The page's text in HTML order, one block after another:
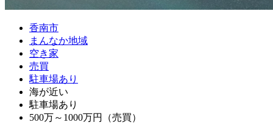
香南市
まんなか地域
空き家
売買
駐車場あり
海が近い
駐車場あり
500万～1000万円（売買）